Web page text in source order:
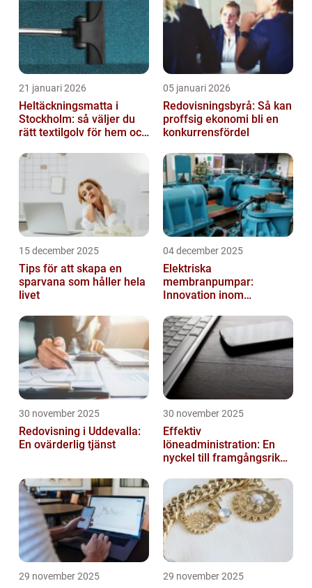
21 januari 2026
Heltäckningsmatta i
Stockholm: så väljer du
rätt textilgolv för hem och
05 januari 2026
Redovisningsbyrå: Så kan
proffsig ekonomi bli en
konkurrensfördel
15 december 2025
Tips för att skapa en
sparvana som håller hela
livet
04 december 2025
Elektriska
membranpumpar:
Innovation inom
30 november 2025
Redovisning i Uddevalla:
En ovärderlig tjänst
30 november 2025
Effektiv
löneadministration: En
nyckel till framgångsrika
29 november 2025 29 november 2025